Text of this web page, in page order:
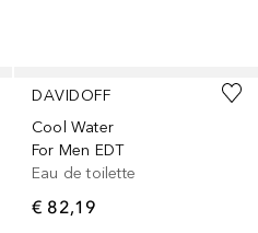
DAVIDOFF
Cool Water
For Men EDT
Eau de toilette
€ 82,19